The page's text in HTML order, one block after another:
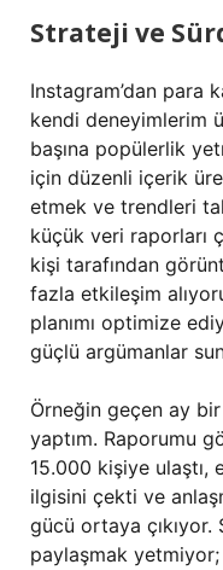
Strateji ve
Instagram’dan para
kendi deneyimlerim
başına popülerlik
için düzenli içerik
etmek ve trendleri
küçük veri raporları
kişi tarafından
fazla etkileşim
planımı optimize
güçlü argümanlar
Örneğin geçen ay
yaptım. Raporumu
15.000 kişiye ulaştı,
ilgisini çekti ve
gücü ortaya
paylaşmak